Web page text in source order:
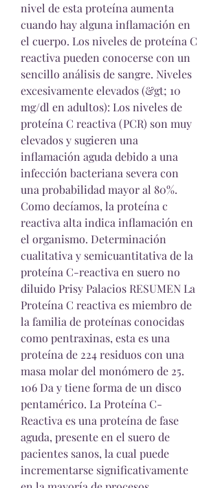
nivel de esta proteína aumenta
cuando hay alguna inflamación en
el cuerpo. Los niveles de proteína C
reactiva pueden conocerse con un
sencillo análisis de sangre. Niveles
excesivamente elevados (&gt; 10
mg/dl en adultos): Los niveles de
proteína C reactiva (PCR) son muy
elevados y sugieren una
inflamación aguda debido a una
infección bacteriana severa con
una probabilidad mayor al 80%.
Como decíamos, la proteína c
reactiva alta indica inflamación en
el organismo. Determinación
cualitativa y semicuantitativa de la
proteína C-reactiva en suero no
diluido Prisy Palacios RESUMEN La
Proteína C reactiva es miembro de
la familia de proteínas conocidas
como pentraxinas, esta es una
proteína de 224 residuos con una
masa molar del monómero de 25.
106 Da y tiene forma de un disco
pentamérico. La Proteína C-
Reactiva es una proteína de fase
aguda, presente en el suero de
pacientes sanos, la cual puede
incrementarse significativamente